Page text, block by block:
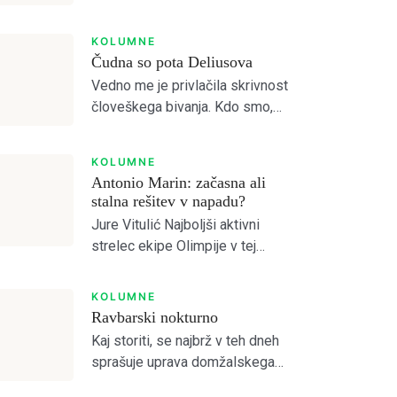
narodne noše iz
Makedonskega etnografskega
muzeja, ki jih bo moral nekdo
plačati. (Lidija Dimovska) […]
KOLUMNE
Čudna so pota Deliusova
Vedno me je privlačila skrivnost
človeškega bivanja. Kdo smo,
vseh možnih religioznih in
filozofskih šol, da bi odprl vrata
KOLUMNE
Antonio Marin: začasna ali
stalna rešitev v napadu?
Jure Vitulić Najboljši aktivni
strelec ekipe Olimpije v tej
Ivana Durdova zdaj Antonio
Marin, ki je na tekmah s Celjem
in Aluminijem predstavljal novo
[…]
KOLUMNE
Ravbarski nokturno
Kaj storiti, se najbrž v teh dneh
sprašuje uprava domžalskega
Read Smart, Save
Time
Pick all the topics you are interested in to fill your
NEXT